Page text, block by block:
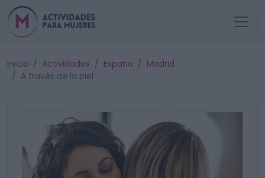
Inicio Actividades España
Madrid
A través de la piel